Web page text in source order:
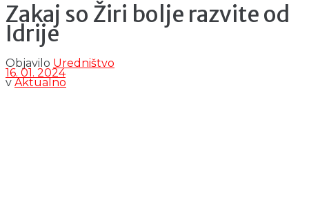
Zakaj so Žiri bolje razvite od
Idrije
Objavilo Uredništvo
16. 01. 2024
v Aktualno